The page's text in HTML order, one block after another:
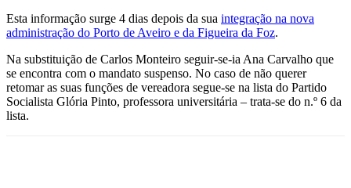
Esta informação surge 4 dias depois da sua integração na nova
administração do Porto de Aveiro e da Figueira da Foz.
Na substituição de Carlos Monteiro seguir-se-ia Ana Carvalho que
se encontra com o mandato suspenso. No caso de não querer
retomar as suas funções de vereadora segue-se na lista do Partido
Socialista Glória Pinto, professora universitária – trata-se do n.º 6 da
lista.